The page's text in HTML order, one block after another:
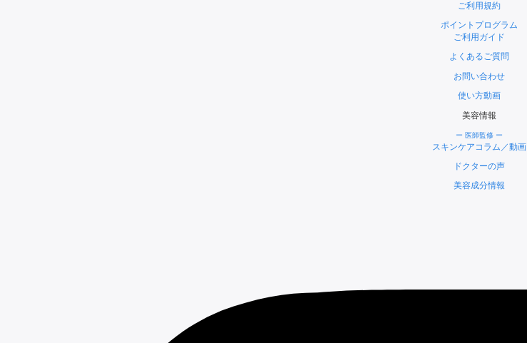
ご利用規約
ポイントプログラム
ご利用ガイド
よくあるご質問
お問い合わせ
使い方動画
美容情報
ー 医師監修 ー
スキンケアコラム／動画
ドクターの声
美容成分情報